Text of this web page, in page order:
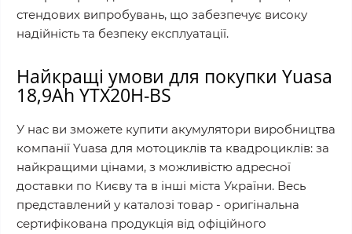
стендових випробувань, що забезпечує високу
надійність та безпеку експлуатації.
Найкращі умови для покупки Yuasa
18,9Ah YTX20H-BS
У нас ви зможете купити акумулятори виробництва
компанії Yuasa для мотоциклів та квадроциклів: за
найкращими цінами, з можливістю адресної
доставки по Києву та в інші міста України. Весь
представлений у каталозі товар - оригінальна
сертифікована продукція від офіційного